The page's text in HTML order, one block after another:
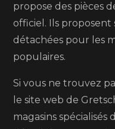
propose des pièces
officiel. Ils proposent
détachées pour les
populaires.
Si vous ne trouvez
le site web de
magasins spécialisés